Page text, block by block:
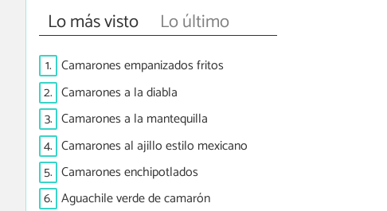
Lo más visto Lo último
1. Camarones empanizados fritos
2. Camarones a la diabla
3. Camarones a la mantequilla
4. Camarones al ajillo estilo mexicano
5. Camarones enchipotlados
6. Aguachile verde de camarón